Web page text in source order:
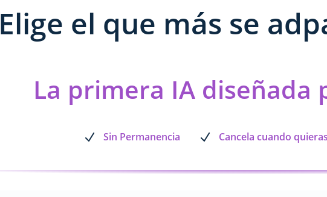
Elige el que más se
La primera IA diseñada
N Sin Permanencia N Cancela cuando quieras